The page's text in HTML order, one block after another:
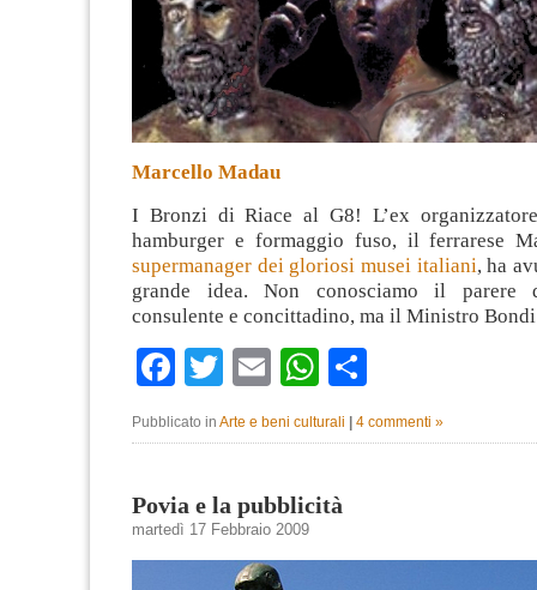
Marcello Madau
I Bronzi di Riace al G8! L’ex
hamburger e formaggio fuso, il ferrarese
supermanager dei gloriosi musei italiani, ha
grande idea. Non conosciamo il parere
consulente e concittadino, ma il Ministro
Facebook
TwitterEmailWhatsApp
Pubblicato in Arte e beni culturali 4 commenti »
Povia e la pubblicità
martedì 17 Febbraio 2009